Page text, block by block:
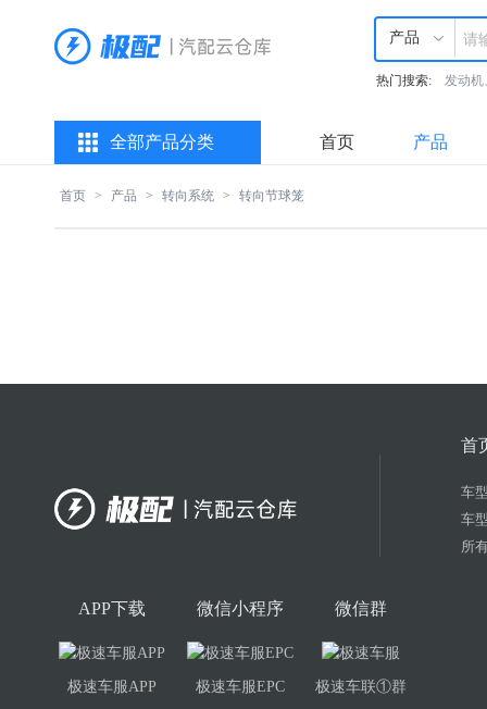
产品
热门搜索: 发动机
全部产品分类 首页 产品
首页 > 产品 > 转向系统 > 转向节球笼
首
车
车
所
APP下载
极速车服APP
微信小程序
极速车服EPC
微信群
极速车联①群